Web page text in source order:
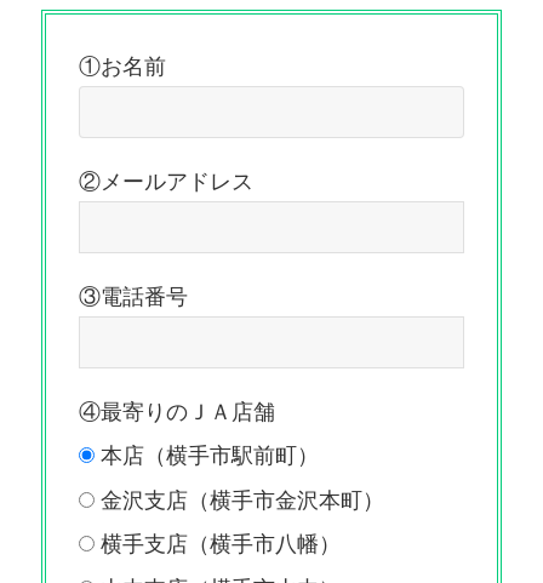
①お名前
②メールアドレス
③電話番号
④最寄りのＪＡ店舗
本店（横手市駅前町）
金沢支店（横手市金沢本町）
横手支店（横手市八幡）